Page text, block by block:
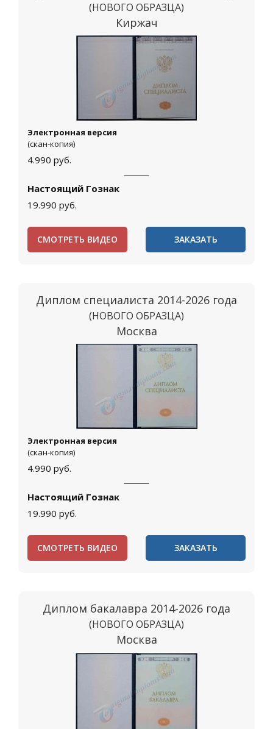
(НОВОГО ОБРАЗЦА)
Киржач
Электронная версия
(скан-копия)
4.990 руб.
Настоящий Гознак
19.990 руб.
СМОТРЕТЬ ВИДЕО ЗАКАЗАТЬ
Диплом специалиста 2014-2026 года
(НОВОГО ОБРАЗЦА)
Москва
Электронная версия
(скан-копия)
4.990 руб.
Настоящий Гознак
19.990 руб.
СМОТРЕТЬ ВИДЕО ЗАКАЗАТЬ
Диплом бакалавра 2014-2026 года
(НОВОГО ОБРАЗЦА)
Москва